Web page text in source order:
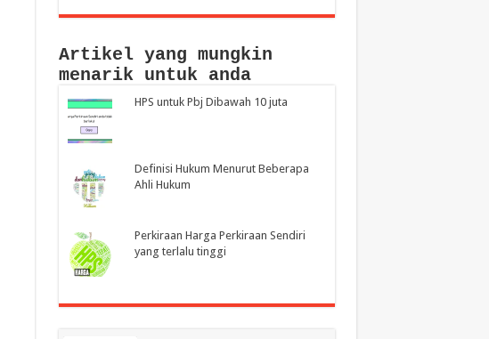
Artikel yang mungkin
menarik untuk anda
HPS untuk Pbj Dibawah 10 juta
Definisi Hukum Menurut Beberapa
Ahli Hukum
Perkiraan Harga Perkiraan Sendiri
yang terlalu tinggi